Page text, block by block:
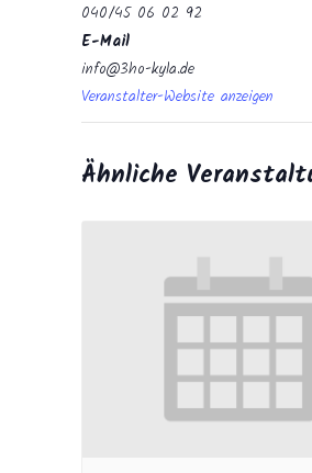
040/45 06 02 92
E-Mail
info@3ho-kyla.de
Veranstalter-Website anzeigen
Ähnliche